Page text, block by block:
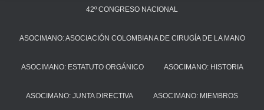
42º CONGRESO NACIONAL
ASOCIMANO: ASOCIACIÓN COLOMBIANA DE CIRUGÍA DE LA MANO
ASOCIMANO: ESTATUTO ORGÁNICO ASOCIMANO: HISTORIA
ASOCIMANO: JUNTA DIRECTIVA ASOCIMANO: MIEMBROS